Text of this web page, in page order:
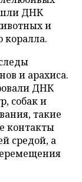
ДНК
и
коралла.
и арахиса.
ДНК
собак и
такие
контакты
средой, а